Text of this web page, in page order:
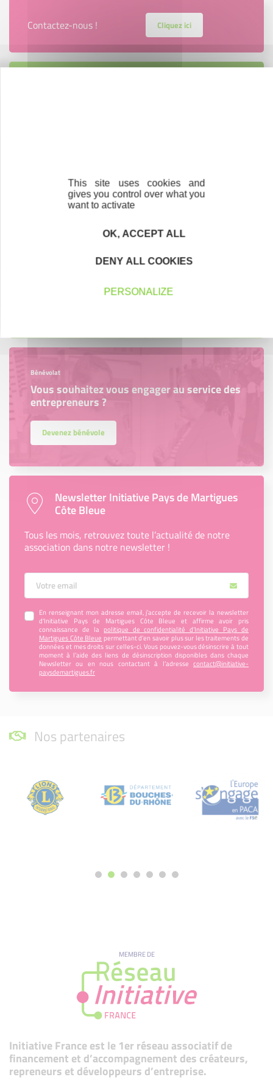
Contactez-nous ! Cliquez ici
Vous souhaitez aider de jeunes
Bénévolat
Vous souhaitez vous engager au service des
entrepreneurs ?
Devenez bénévole
Newsletter Initiative Pays de Martigues
Côte Bleue
Tous les mois, retrouvez toute l’actualité de notre
association dans notre newsletter !
Votre Email
En renseignant mon adresse email, j’accepte de recevoir la newsletter
d'Initiative Pays de Martigues Côte Bleue et affirme avoir pris
connaissance de la politique de confidentialité d’Initiative Pays de
Martigues Côte Bleue permettant d’en savoir plus sur les traitements de
données et mes droits sur celles-ci. Vous pouvez-vous désinscrire à tout
moment à l’aide des liens de désinscription disponibles dans chaque
Newsletter ou en nous contactant à l’adresse contact@initiative-
paysdemartigues.fr
Nos partenaires
MEMBRE DE
Initiative France est le 1er réseau associatif de
financement et d’accompagnement des créateurs,
repreneurs et développeurs d’entreprise.
This site uses cookies and
gives you control over what you
want to activate
OK, ACCEPT ALL
DENY ALL COOKIES
PERSONALIZE